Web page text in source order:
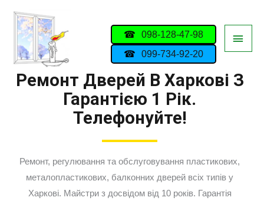
098-128-47-98
099-734-92-20
Ремонт Дверей В Харкові З
Гарантією 1 Рік.
Телефонуйте!
Ремонт, регулювання та обслуговування пластикових,
металопластикових, балконних дверей всіх типів у
Харкові. Майстри з досвідом від 10 років. Гарантія